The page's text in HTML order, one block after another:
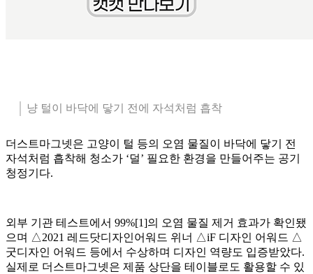
냥 털이 바닥에 닿기 전에 자석처럼 흡착
더스트마그넷은 고양이 털 등의 오염 물질이 바닥에 닿기 전
자석처럼 흡착해 청소가 ‘덜’ 필요한 환경을 만들어주는 공기
청정기다.
외부 기관 테스트에서 99%[1]의 오염 물질 제거 효과가 확인됐
으며 △2021 레드닷디자인어워드 위너 △iF 디자인 어워드 △
굿디자인 어워드 등에서 수상하며 디자인 역량도 입증받았다.
실제로 더스트마그넷은 제품 상단을 테이블로도 활용할 수 있